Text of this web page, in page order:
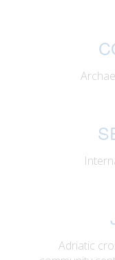
Adriatic